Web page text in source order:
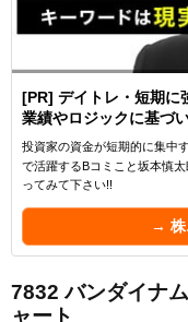
[PR] デイトレ・短期に
業績やロジックに基づ
投資家の資金が短期的に集中
で活躍するBコミこと坂本慎
ってみて下さい!!
→ 株
7832 バンダイナ
ャート